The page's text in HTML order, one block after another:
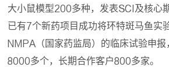
大小鼠模型200多种，发表SCI及核心
已有7个新药项目成功将环特斑马鱼实
NMPA（国家药监局）的临床试验申报
8000多个，长期合作客户800多家。